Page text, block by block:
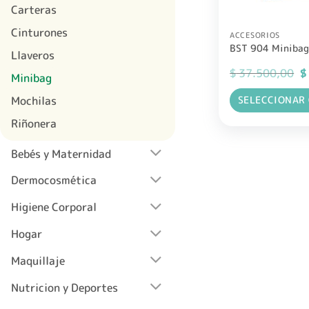
Carteras
Cinturones
Llaveros
Minibag
Mochilas
Riñonera
Bebés y Maternidad
Dermocosmética
Higiene Corporal
Hogar
Maquillaje
Nutricion y Deportes
ACCESORIOS
BST 904
$37.500,00 El
$
$
SELECCIONAR